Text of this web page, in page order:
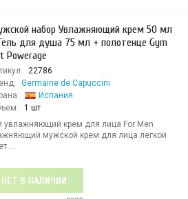
набор Увлажняющий крем 50 мл
для душа 75 мл + полотенце Gym
Powerage
22786
Germaine de Capuccini
Испания
1 шт
увлажняющий крем для лица For Men
мужской крем для лица легкой
...
НЕТ В НАЛИЧИИ